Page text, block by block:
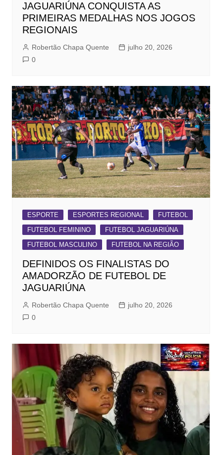
JAGUARIÚNA CONQUISTA AS
PRIMEIRAS MEDALHAS NOS JOGOS
REGIONAIS
Robertão Chapa Quente
julho 20, 2026
0
ESPORTE ESPORTES REGIONAL
FUTEBOL
FUTEBOL FEMININO
FUTEBOL JAGUARIÚNA
FUTEBOL MASCULINO
FUTEBOL NA REGIÃO
DEFINIDOS OS FINALISTAS DO
AMADORZÃO DE FUTEBOL DE
JAGUARIÚNA
Robertão Chapa Quente
julho 20, 2026
0